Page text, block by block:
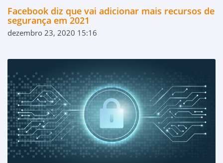
Facebook diz que vai adicionar mais recursos de
segurança em 2021
dezembro 23, 2020 15:16